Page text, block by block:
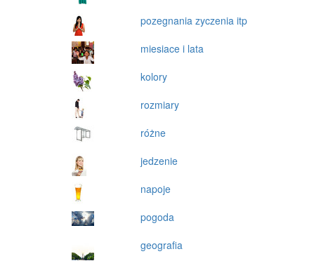
pozegnania zyczenia itp
miesiace i lata
kolory
rozmiary
różne
jedzenie
napoje
pogoda
geografia